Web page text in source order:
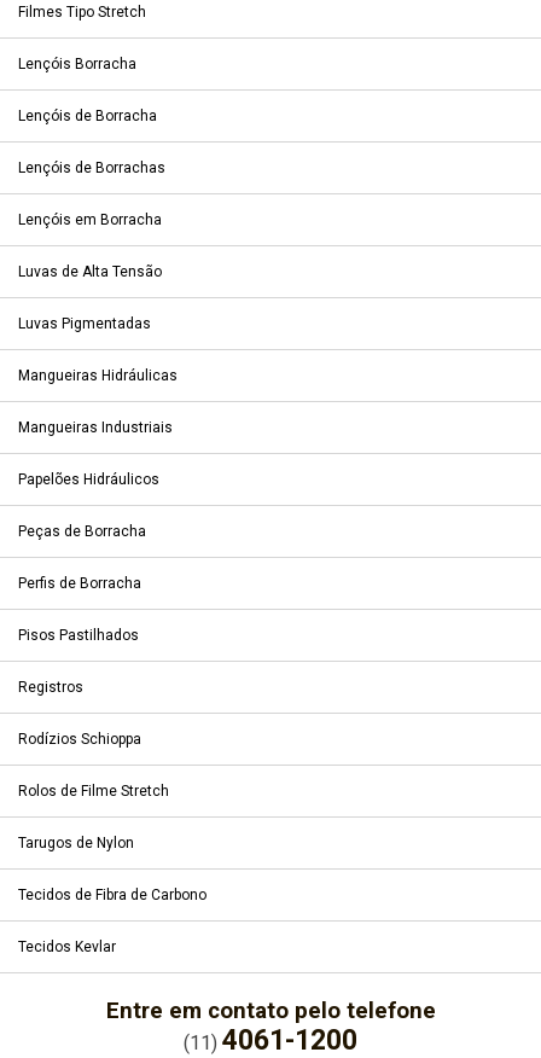
Filmes Tipo Stretch
Lençóis Borracha
Lençóis de Borracha
Lençóis de Borrachas
Lençóis em Borracha
Luvas de Alta Tensão
Luvas Pigmentadas
Mangueiras Hidráulicas
Mangueiras Industriais
Papelões Hidráulicos
Peças de Borracha
Perfis de Borracha
Pisos Pastilhados
Registros
Rodízios Schioppa
Rolos de Filme Stretch
Tarugos de Nylon
Tecidos de Fibra de Carbono
Tecidos Kevlar
Entre em contato pelo telefone
(11) 4061-1200